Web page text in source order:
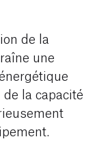
de la
une
la capacité